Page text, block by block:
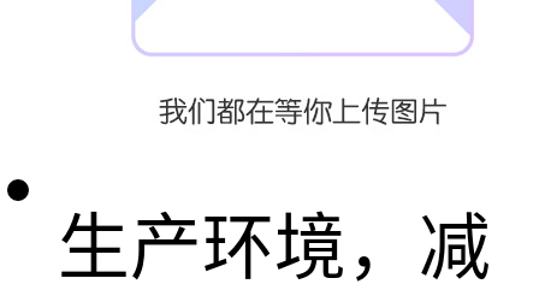
袋拆包机的运
用能有效保护
生产环境，减